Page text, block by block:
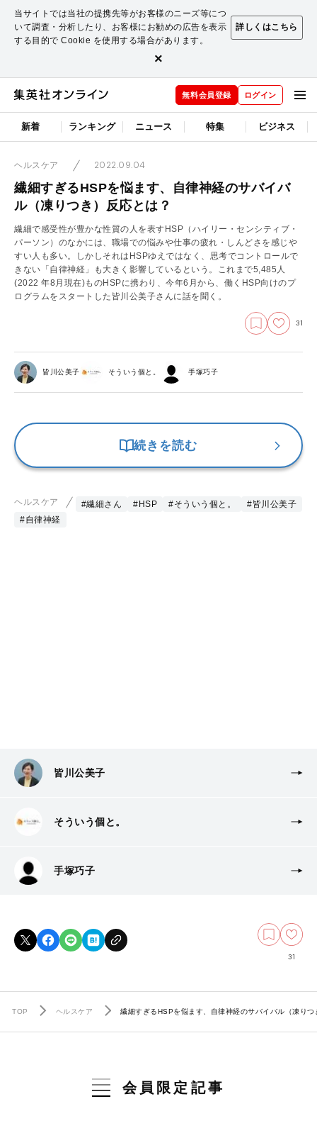
当サイトでは当社の提携先等がお客様のニーズ等につ
いて調査・分析したり、お客様にお勧めの広告を表示
する目的で Cookie を使用する場合があります。
詳しくはこちら
×
無料会員登録 ログイン
新着 ランキング ニュース 特集 ビジネス
ヘルスケア 2022.09.04
繊細すぎるHSPを悩ます、自律神経のサバイバ
ル（凍りつき）反応とは？
繊細で感受性が豊かな性質の人を表すHSP（ハイリー・センシティブ・
パーソン）のなかには、職場での悩みや仕事の疲れ・しんどさを感じや
すい人も多い。しかしそれはHSPゆえではなく、思考でコントロールで
きない「自律神経」も大きく影響しているという。これまで5,485人
(2022 年8月現在)ものHSPに携わり、今年6月から、働くHSP向けのプ
ログラムをスタートした皆川公美子さんに話を聞く。
31
皆川公美子 そういう個と。 手塚巧子
続きを読む
ヘルスケア #繊細さん #HSP #そういう個と。
#皆川公美子
#自律神経
皆川公美子
そういう個と。
手塚巧子
31
TOP ヘルスケア 繊細すぎるHSPを悩ます、自律神経のサバイバル（凍りつ
会員限定記事